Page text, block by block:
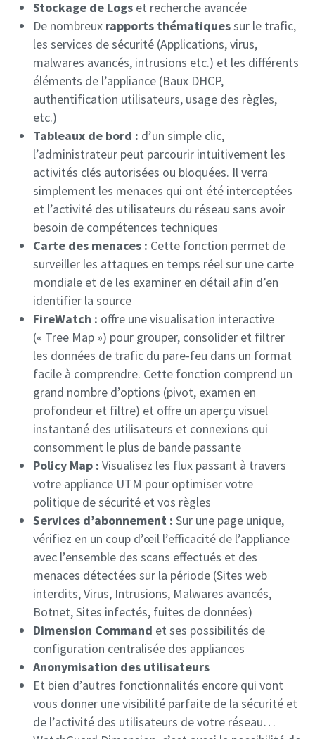
Stockage de Logs et recherche avancée
De nombreux rapports thématiquessur le trafic,
les services de sécurité (Applications, virus,
malwares avancés, intrusions etc.) et les différents
éléments de l’appliance (Baux DHCP,
authentification utilisateurs, usage des règles,
etc.)
Tableaux de bord : d’un simple clic,
l’administrateur peut parcourir intuitivement les
activités clés autorisées ou bloquées. Il verra
simplement les menaces qui ont été interceptées
et l’activité des utilisateurs du réseau sans avoir
besoin de compétences techniques
Carte des menaces : Cette fonction permet de
surveiller les attaques en temps réel sur une carte
mondiale et de les examiner en détail afin d’en
identifier la source
FireWatch : offre une visualisation interactive
(« Tree Map ») pour grouper, consolider et filtrer
les données de trafic du pare-feu dans un format
facile à comprendre. Cette fonction comprend un
grand nombre d’options (pivot, examen en
profondeur et filtre) et offre un aperçu visuel
instantané des utilisateurs et connexions qui
consomment le plus de bande passante
Policy Map : Visualisez les flux passant à travers
votre appliance UTM pour optimiser votre
politique de sécurité et vos règles
Services d’abonnement : Sur une page unique,
vérifiez en un coup d’œil l’efficacité de l’appliance
avec l’ensemble des scans effectués et des
menaces détectées sur la période (Sites web
interdits, Virus, Intrusions, Malwares avancés,
Botnet, Sites infectés, fuites de données)
Dimension Command et ses possibilités de
configuration centralisée des appliances
Anonymisation des utilisateurs
Et bien d’autres fonctionnalités encore qui vont
vous donner une visibilité parfaite de la sécurité et
de l’activité des utilisateurs de votre réseau…